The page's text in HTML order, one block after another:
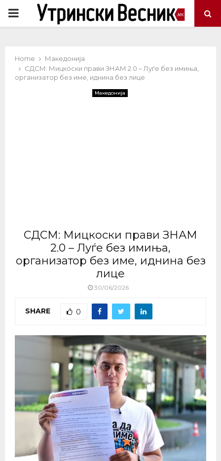
PRIMARY
Home
Македонија
СДСМ: Мицкоски прави ЗНАМ 2.0 – Луѓе без имиња,
организатор без име, иднина без лице
Македонија
СДСМ: Мицкоски прави ЗНАМ
2.0 – Луѓе без имиња,
организатор без име, иднина без
лице
30/06/2026
SHARE 0